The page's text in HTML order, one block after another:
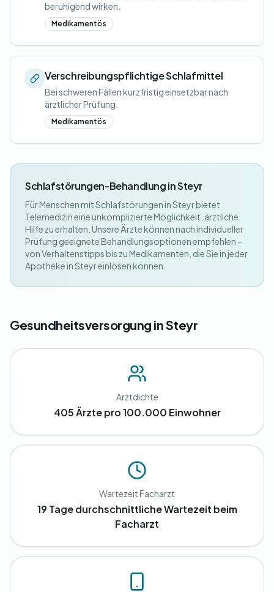
beruhigend wirken.
Medikamentös
Verschreibungspflichtige Schlafmittel
Bei schweren Fällen kurzfristig einsetzbar nach
ärztlicher Prüfung.
Medikamentös
Schlafstörungen-Behandlung in Steyr
Für Menschen mit Schlafstörungen in Steyr bietet
Telemedizin eine unkomplizierte Möglichkeit, ärztliche
Hilfe zu erhalten. Unsere Ärzte können nach individueller
Prüfung geeignete Behandlungsoptionen empfehlen –
von Verhaltenstipps bis zu Medikamenten, die Sie in jeder
Apotheke in Steyr einlösen können.
Gesundheitsversorgung in Steyr
Arztdichte
405 Ärzte pro 100.000 Einwohner
Wartezeit Facharzt
19 Tage durchschnittliche Wartezeit beim
Facharzt